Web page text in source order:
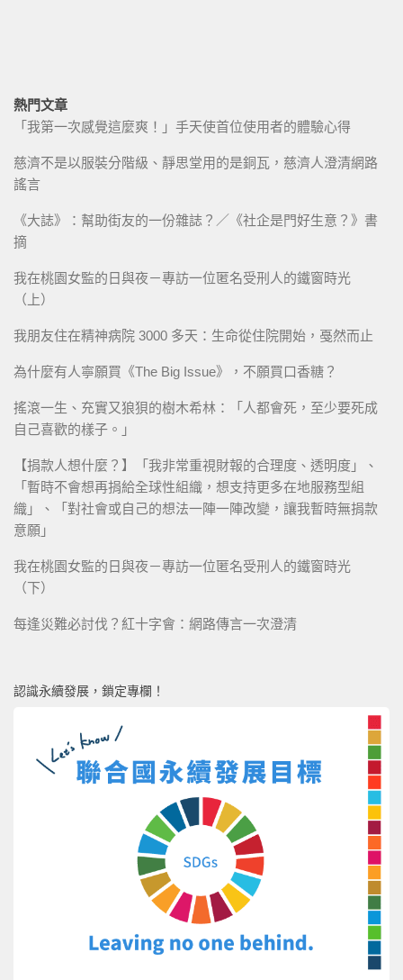
熱門文章
「我第一次感覺這麼爽！」手天使首位使用者的體驗心得
慈濟不是以服裝分階級、靜思堂用的是銅瓦，慈濟人澄清網路
謠言
《大誌》：幫助街友的一份雜誌？／《社企是門好生意？》書
摘
我在桃園女監的日與夜－專訪一位匿名受刑人的鐵窗時光
（上）
我朋友住在精神病院 3000 多天：生命從住院開始，戞然而止
為什麼有人寧願買《The Big Issue》，不願買口香糖？
搖滾一生、充實又狼狽的樹木希林：「人都會死，至少要死成
自己喜歡的樣子。」
【捐款人想什麼？】「我非常重視財報的合理度、透明度」、
「暫時不會想再捐給全球性組織，想支持更多在地服務型組
織」、「對社會或自己的想法一陣一陣改變，讓我暫時無捐款
意願」
我在桃園女監的日與夜－專訪一位匿名受刑人的鐵窗時光
（下）
每逢災難必討伐？紅十字會：網路傳言一次澄清
認識永續發展，鎖定專欄！